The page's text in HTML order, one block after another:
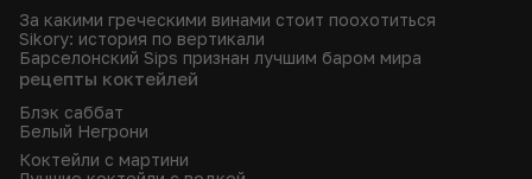
За какими греческими винами стоит поохотиться
Sikory: история по вертикали
Барселонский Sips признан лучшим баром мира
рецепты коктейлей
Блэк саббат
Белый Негрони
Коктейли с мартини